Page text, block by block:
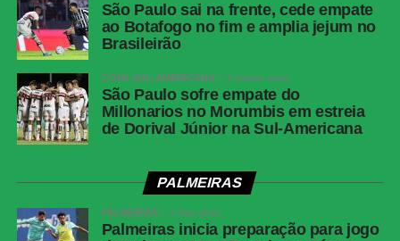
São Paulo sai na frente, cede empate
ao Botafogo no fim e amplia jejum no
Brasileirão
COPA SUL-AMERICANA 3 meses atrás
São Paulo sofre empate do
Millonarios no Morumbis em estreia
de Dorival Júnior na Sul-Americana
PALMEIRAS
PALMEIRAS 2 dias atrás
Palmeiras inicia preparação para jogo